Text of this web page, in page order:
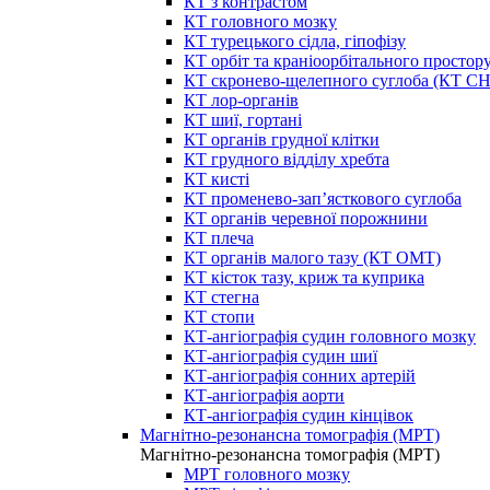
КТ головного мозку
КТ турецького сідла, гіпофізу
КТ орбіт та краніоорбітального
КТ скронево-щелепного суглоба (КТ
КТ лор-органів
КТ шиї, гортані
КТ органів грудної клітки
КТ грудного відділу хребта
КТ кисті
КТ променево-зап’ясткового суглоба
КТ органів черевної порожнини
КТ плеча
КТ органів малого тазу (КТ ОМТ)
КТ кісток тазу, криж та куприка
КТ стегна
КТ стопи
КТ-ангіографія судин головного мозку
КТ-ангіографія судин шиї
КТ-ангіографія сонних артерій
КТ-ангіографія аорти
КТ-ангіографія судин кінцівок
Магнітно-резонансна томографія (МРТ)
Магнітно-резонансна томографія (МРТ)
МРТ головного мозку